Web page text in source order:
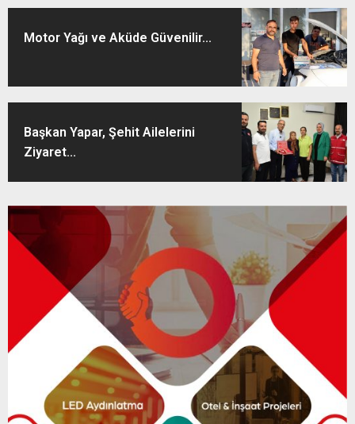
Motor Yağı ve Aküde Güvenilir...
Başkan Yapar, Şehit Ailelerini
Ziyaret...